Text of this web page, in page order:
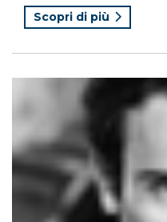
Scopri di più